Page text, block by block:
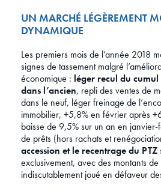
UN MARCHÉ LÉGÈREMENT
DYNAMIQUE
Les premiers mois de l’année 2018
signes de tassement malgré
économique : léger recul du
dans l’ancien, repli des ventes de
dans le neuf, léger freinage de
immobilier, +5,8% en février après
baisse de 9,5% sur un an en
de prêts (hors rachats et
accession et le recentrage du PTZ
exclusivement, avec des montants
indiscutablement joué en défaveur